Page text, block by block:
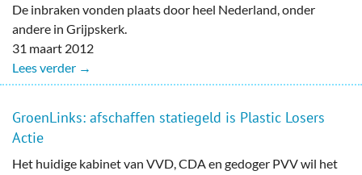
Bedrijven
Prikbord & Aanbiedingen
Plaats bericht
De inbraken vonden plaats door heel Nederland, onder
andere in Grijpskerk.
31 maart 2012
Lees verder →
GroenLinks: afschaffen statiegeld is Plastic Losers
Actie
Het huidige kabinet van VVD, CDA en gedoger PVV wil het